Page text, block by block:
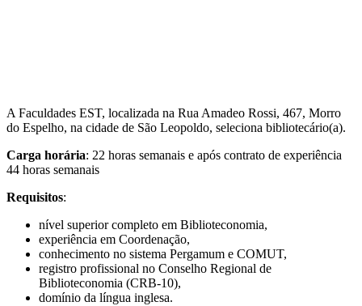
A Faculdades EST, localizada na Rua Amadeo Rossi, 467, Morro
do Espelho, na cidade de São Leopoldo, seleciona bibliotecário(a).
Carga horária: 22 horas semanais e após contrato de experiência
44 horas semanais
Requisitos:
nível superior completo em Biblioteconomia,
experiência em Coordenação,
conhecimento no sistema Pergamum e COMUT,
registro profissional no Conselho Regional de
Biblioteconomia (CRB-10),
domínio da língua inglesa.